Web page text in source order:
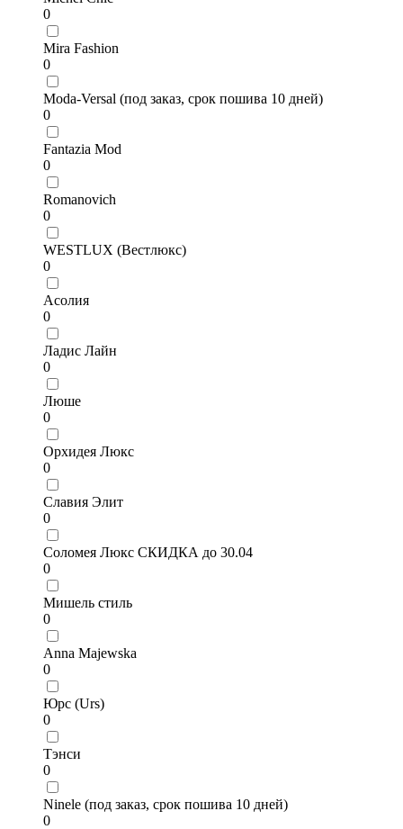
0
Mira Fashion
0
Moda-Versal (под заказ, срок пошива 10 дней)
0
Fantazia Mod
0
Romanovich
0
WESTLUX (Вестлюкс)
0
Асолия
0
Ладис Лайн
0
Люше
0
Орхидея Люкс
0
Славия Элит
0
Соломея Люкс СКИДКА до 30.04
0
Мишель стиль
0
Anna Majewska
0
Юрс (Urs)
0
Тэнси
0
Ninele (под заказ, срок пошива 10 дней)
0